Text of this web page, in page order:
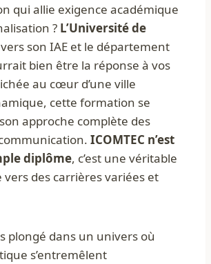
qui allie exigence académique
? L’Université de
son IAE et le département
bien être la réponse à vos
au cœur d’une ville
cette formation se
approche complète des
ICOMTEC n’est
diplôme, c’est une véritable
vers des carrières variées et
plongé dans un univers où
s’entremêlent